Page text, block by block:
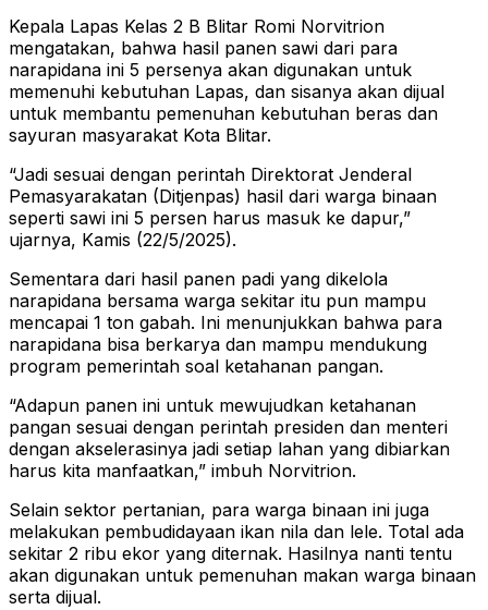
Kepala Lapas Kelas 2 B Blitar Romi Norvitrion
mengatakan, bahwa hasil panen sawi dari para
narapidana ini 5 persenya akan digunakan untuk
memenuhi kebutuhan Lapas, dan sisanya akan dijual
untuk membantu pemenuhan kebutuhan beras dan
sayuran masyarakat Kota Blitar.
“Jadi sesuai dengan perintah Direktorat Jenderal
Pemasyarakatan (Ditjenpas) hasil dari warga binaan
seperti sawi ini 5 persen harus masuk ke dapur,”
ujarnya, Kamis (22/5/2025).
Sementara dari hasil panen padi yang dikelola
narapidana bersama warga sekitar itu pun mampu
mencapai 1 ton gabah. Ini menunjukkan bahwa para
narapidana bisa berkarya dan mampu mendukung
program pemerintah soal ketahanan pangan.
“Adapun panen ini untuk mewujudkan ketahanan
pangan sesuai dengan perintah presiden dan menteri
dengan akselerasinya jadi setiap lahan yang dibiarkan
harus kita manfaatkan,” imbuh Norvitrion.
Selain sektor pertanian, para warga binaan ini juga
melakukan pembudidayaan ikan nila dan lele. Total ada
sekitar 2 ribu ekor yang diternak. Hasilnya nanti tentu
akan digunakan untuk pemenuhan makan warga binaan
serta dijual.